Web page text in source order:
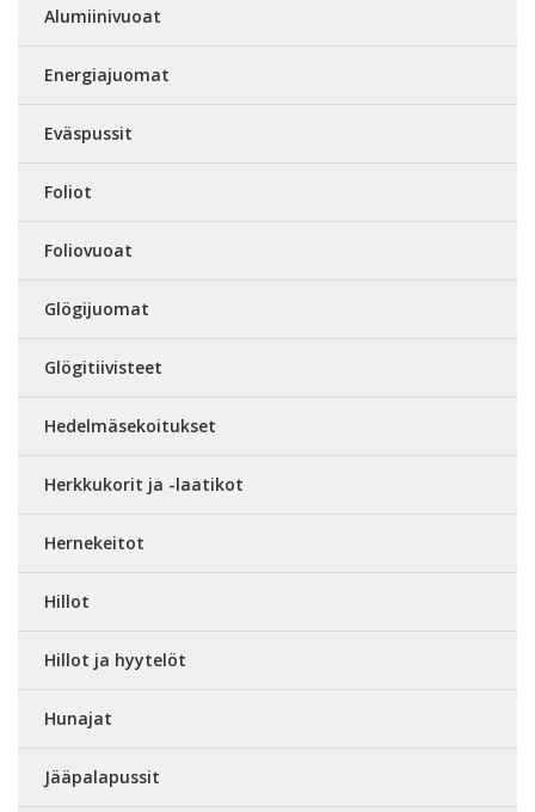
Alumiinivuoat
Energiajuomat
Eväspussit
Foliot
Foliovuoat
Glögijuomat
Glögitiivisteet
Hedelmäsekoitukset
Herkkukorit ja -laatikot
Hernekeitot
Hillot
Hillot ja hyytelöt
Hunajat
Jääpalapussit